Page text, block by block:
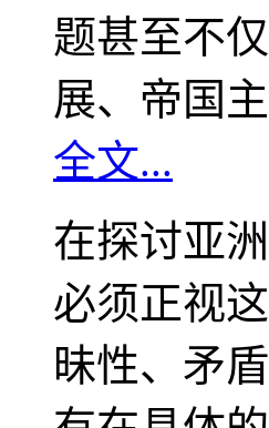
题甚至不
展、帝国
全文...
在探讨亚
必须正视
昧性、矛